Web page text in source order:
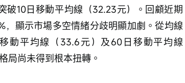
破10日移動平均線（32.23元）。回顧近期
，顯示市場多空情緒分歧明顯加劇。從均線
動平均線（33.6元）及60日移動平均線
局尚未得到根本扭轉。